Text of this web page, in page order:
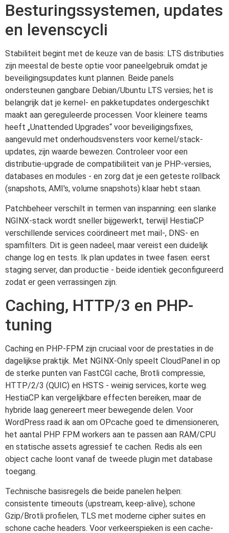
Besturingssystemen, updates
en levenscycli
Stabiliteit begint met de keuze van de basis: LTS distributies
zijn meestal de beste optie voor paneelgebruik omdat je
beveiligingsupdates kunt plannen. Beide panels
ondersteunen gangbare Debian/Ubuntu LTS versies; het is
belangrijk dat je kernel- en pakketupdates ondergeschikt
maakt aan gereguleerde processen. Voor kleinere teams
heeft „Unattended Upgrades“ voor beveiligingsfixes,
aangevuld met onderhoudsvensters voor kernel/stack-
updates, zijn waarde bewezen. Controleer voor een
distributie-upgrade de compatibiliteit van je PHP-versies,
databases en modules - en zorg dat je een geteste rollback
(snapshots, AMI's, volume snapshots) klaar hebt staan.
Patchbeheer verschilt in termen van inspanning: een slanke
NGINX-stack wordt sneller bijgewerkt, terwijl HestiaCP
verschillende services coördineert met mail-, DNS- en
spamfilters. Dit is geen nadeel, maar vereist een duidelijk
change log en tests. Ik plan updates in twee fasen: eerst
staging server, dan productie - beide identiek geconfigureerd
zodat er geen verrassingen zijn.
Caching, HTTP/3 en PHP-
tuning
Caching en PHP-FPM zijn cruciaal voor de prestaties in de
dagelijkse praktijk. Met NGINX-Only speelt CloudPanel in op
de sterke punten van FastCGI cache, Brotli compressie,
HTTP/2/3 (QUIC) en HSTS - weinig services, korte weg.
HestiaCP kan vergelijkbare effecten bereiken, maar de
hybride laag genereert meer bewegende delen. Voor
WordPress raad ik aan om OPcache goed te dimensioneren,
het aantal PHP FPM workers aan te passen aan RAM/CPU
en statische assets agressief te cachen. Redis als een
object cache loont vanaf de tweede plugin met database
toegang.
Technische basisregels die beide panelen helpen:
consistente timeouts (upstream, keep-alive), schone
Gzip/Brotli profielen, TLS met moderne cipher suites en
schone cache headers. Voor verkeerspieken is een cache-